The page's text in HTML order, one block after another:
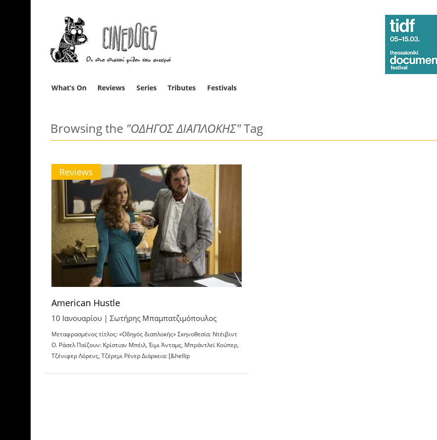
What’s On Reviews Series Tributes Festivals
Browsing the "ΟΔΗΓΟΣ ΔΙΑΠΛΟΚΗΣ"Tag
Reviews
American Hustle
10 Ιανουαρίου | Σωτήρης Μπαμπατζιμόπουλος
Μεταφρασμένος τίτλος: «Οδηγός διαπλοκής» Σκηνοθεσία: Ντέιβιντ
Ο. Ράσελ Παίζουν: Κρίστιαν Μπέιλ, Έιμι Άνταμς, Μπράντλεϊ Κούπερ,
Τζένιφερ Λόρενς, Τζέρεμι Ρένερ Διάρκεια: [&hellip